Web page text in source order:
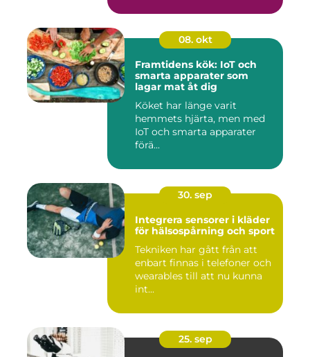
08. okt
Framtidens kök: IoT och
smarta apparater som
lagar mat åt dig
Köket har länge varit
hemmets hjärta, men med
IoT och smarta apparater
förä...
30. sep
Integrera sensorer i kläder
för hälsospårning och sport
Tekniken har gått från att
enbart finnas i telefoner och
wearables till att nu kunna
int...
25. sep